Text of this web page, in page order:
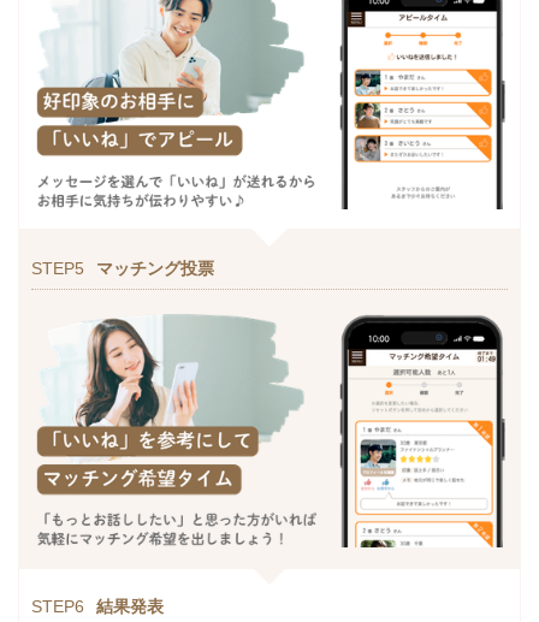
STEP5 マッチング投票
STEP6 結果発表